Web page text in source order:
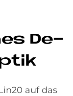
De­
auf das